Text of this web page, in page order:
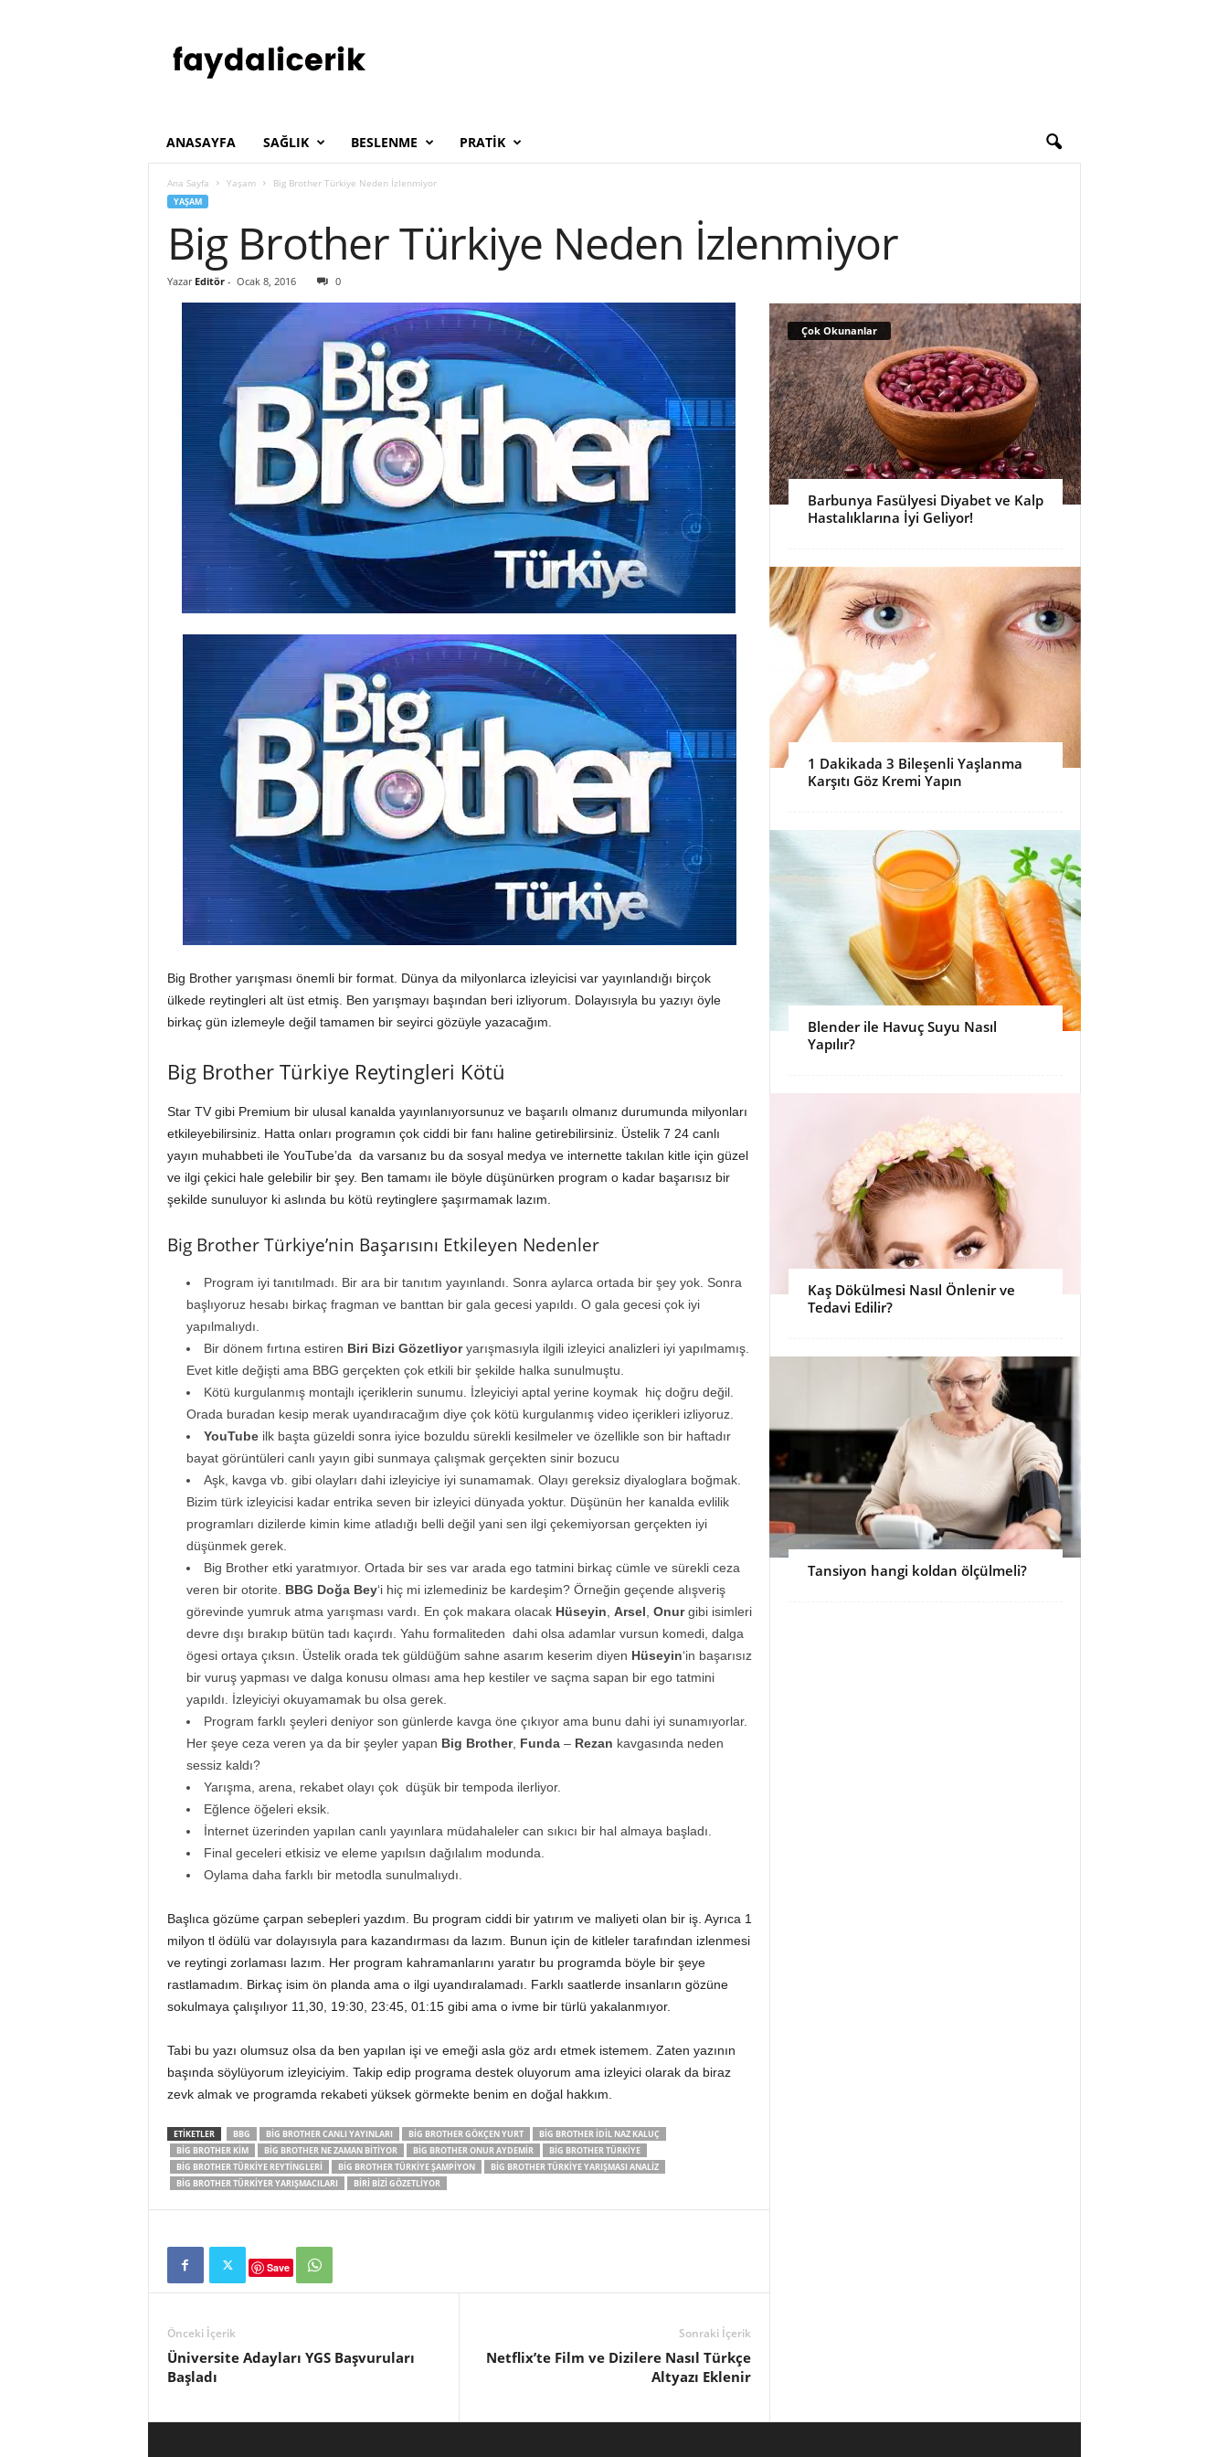
ANASAYFA SAĞLIK BESLENME PRATIK
Ana Sayfa Yaşam Big Brother Türkiye Neden İzlenmiyor
YAŞAM
Big Brother Türkiye Neden İzlenmiyor
Yazar Editör- Ocak 8, 2016 0
Big Brother yarışması önemli bir format. Dünya da milyonlarca izleyicisi var yayınlandığı birçok
ülkede reytingleri alt üst etmiş. Ben yarışmayı başından beri izliyorum. Dolayısıyla bu yazıyı öyle
birkaç gün izlemeyle değil tamamen bir seyirci gözüyle yazacağım.
Big Brother Türkiye Reytingleri Kötü
Star TV gibi Premium bir ulusal kanalda yayınlanıyorsunuz ve başarılı olmanız durumunda milyonları
etkileyebilirsiniz. Hatta onları programın çok ciddi bir fanı haline getirebilirsiniz. Üstelik 7 24 canlı
yayın muhabbeti ile YouTube’da da varsanız bu da sosyal medya ve internette takılan kitle için güzel
ve ilgi çekici hale gelebilir bir şey. Ben tamamı ile böyle düşünürken program o kadar başarısız bir
şekilde sunuluyor ki aslında bu kötü reytinglere şaşırmamak lazım.
Big Brother Türkiye’nin Başarısını Etkileyen Nedenler
Program iyi tanıtılmadı. Bir ara bir tanıtım yayınlandı. Sonra aylarca ortada bir şey yok. Sonra
başlıyoruz hesabı birkaç fragman ve banttan bir gala gecesi yapıldı. O gala gecesi çok iyi
yapılmalıydı.
Bir dönem fırtına estiren Biri Bizi Gözetliyoryarışmasıyla ilgili izleyici analizleri iyi yapılmamış.
Evet kitle değişti ama BBG gerçekten çok etkili bir şekilde halka sunulmuştu.
Kötü kurgulanmış montajlı içeriklerin sunumu. İzleyiciyi aptal yerine koymak hiç doğru değil.
Orada buradan kesip merak uyandıracağım diye çok kötü kurgulanmış video içerikleri izliyoruz.
YouTubeilk başta güzeldi sonra iyice bozuldu sürekli kesilmeler ve özellikle son bir haftadır
bayat görüntüleri canlı yayın gibi sunmaya çalışmak gerçekten sinir bozucu
Aşk, kavga vb. gibi olayları dahi izleyiciye iyi sunamamak. Olayı gereksiz diyaloglara boğmak.
Bizim türk izleyicisi kadar entrika seven bir izleyici dünyada yoktur. Düşünün her kanalda evlilik
programları dizilerde kimin kime atladığı belli değil yani sen ilgi çekemiyorsan gerçekten iyi
düşünmek gerek.
Big Brother etki yaratmıyor. Ortada bir ses var arada ego tatmini birkaç cümle ve sürekli ceza
veren bir otorite. BBG Doğa Bey‘i hiç mi izlemediniz be kardeşim? Örneğin geçende alışveriş
görevinde yumruk atma yarışması vardı. En çok makara olacak Hüseyin Arsel Onurgibi isimleri
devre dışı bırakıp bütün tadı kaçırdı. Yahu formaliteden dahi olsa adamlar vursun komedi, dalga
ögesi ortaya çıksın. Üstelik orada tek güldüğüm sahne asarım keserim diyen Hüseyin‘in başarısız
bir vuruş yapması ve dalga konusu olması ama hep kestiler ve saçma sapan bir ego tatmini
yapıldı. İzleyiciyi okuyamamak bu olsa gerek.
Program farklı şeyleri deniyor son günlerde kavga öne çıkıyor ama bunu dahi iyi sunamıyorlar.
Her şeye ceza veren ya da bir şeyler yapan Big Brother, Funda– Rezan kavgasında neden
sessiz kaldı?
Yarışma, arena, rekabet olayı çok düşük bir tempoda ilerliyor.
Eğlence öğeleri eksik.
İnternet üzerinden yapılan canlı yayınlara müdahaleler can sıkıcı bir hal almaya başladı.
Final geceleri etkisiz ve eleme yapılsın dağılalım modunda.
Oylama daha farklı bir metodla sunulmalıydı.
Başlıca gözüme çarpan sebepleri yazdım. Bu program ciddi bir yatırım ve maliyeti olan bir iş. Ayrıca 1
milyon tl ödülü var dolayısıyla para kazandırması da lazım. Bunun için de kitleler tarafından izlenmesi
ve reytingi zorlaması lazım. Her program kahramanlarını yaratır bu programda böyle bir şeye
rastlamadım. Birkaç isim ön planda ama o ilgi uyandıralamadı. Farklı saatlerde insanların gözüne
sokulmaya çalışılıyor 11,30, 19:30, 23:45, 01:15 gibi ama o ivme bir türlü yakalanmıyor.
Tabi bu yazı olumsuz olsa da ben yapılan işi ve emeği asla göz ardı etmek istemem. Zaten yazının
başında söylüyorum izleyiciyim. Takip edip programa destek oluyorum ama izleyici olarak da biraz
zevk almak ve programda rekabeti yüksek görmekte benim en doğal hakkım.
ETIKETLER BBG BIG BROTHER CANLI YAYINLARI BIG BROTHER GÖKÇEN YURT
BIG BROTHER İDIL NAZ KALUÇ
BIG BROTHER KIM
BIG BROTHER NE ZAMAN BITIYOR BIG BROTHER ONUR AYDEMIR
BIG BROTHER TÜRKIYE
BIG BROTHER TÜRKIYE REYTINGLERI
BIG BROTHER TÜRKIYE ŞAMPIYON
BIG BROTHER TÜRKIYE YARIŞMASI ANALIZ
BIG BROTHER TÜRKIYER YARIŞMACILARI
BIRI BIZI GÖZETLIYOR
Save
Önceki İçerik
Üniversite Adayları YGS Başvuruları
Başladı
Sonraki İçerik
Netflix’te Film ve Dizilere Nasıl Türkçe
Altyazı Eklenir
Çok Okunanlar
Barbunya Fasülyesi Diyabet ve Kalp
Hastalıklarına İyi Geliyor!
1 Dakikada 3 Bileşenli Yaşlanma
Karşıtı Göz Kremi Yapın
Blender ile Havuç Suyu Nasıl
Yapılır?
Kaş Dökülmesi Nasıl Önlenir ve
Tedavi Edilir?
Tansiyon hangi koldan ölçülmeli?